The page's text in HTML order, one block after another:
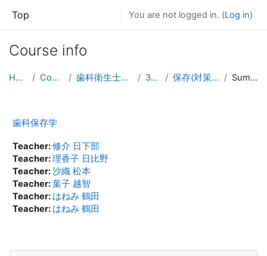
Top You are not logged in. (Log in)
Course info
Home Courses 歯科衛生士専門学校 3学年 保存(対策講義） Summary
歯科保存学
Teacher:修介 日下部
Teacher:理香子 日比野
Teacher:沙織 松本
Teacher:葉子 越智
Teacher: はねみ 鶴田
Teacher: はねみ 鶴田